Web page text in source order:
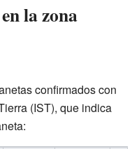
la zona
confirmados con
(IST), que indica